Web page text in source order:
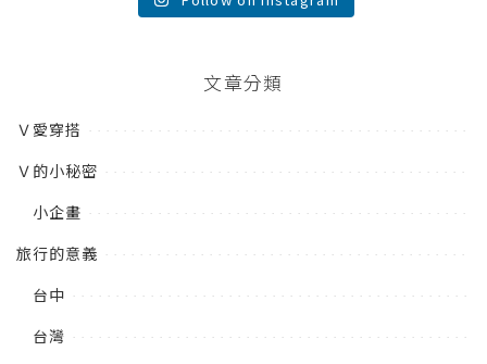
文章分類
Ｖ愛穿搭
Ｖ的小秘密
小企畫
旅行的意義
台中
台灣